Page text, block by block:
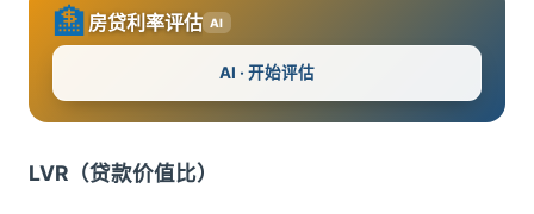
🏦房贷利率评估 AI
AI · 开始评估
LVR（贷款价值比）